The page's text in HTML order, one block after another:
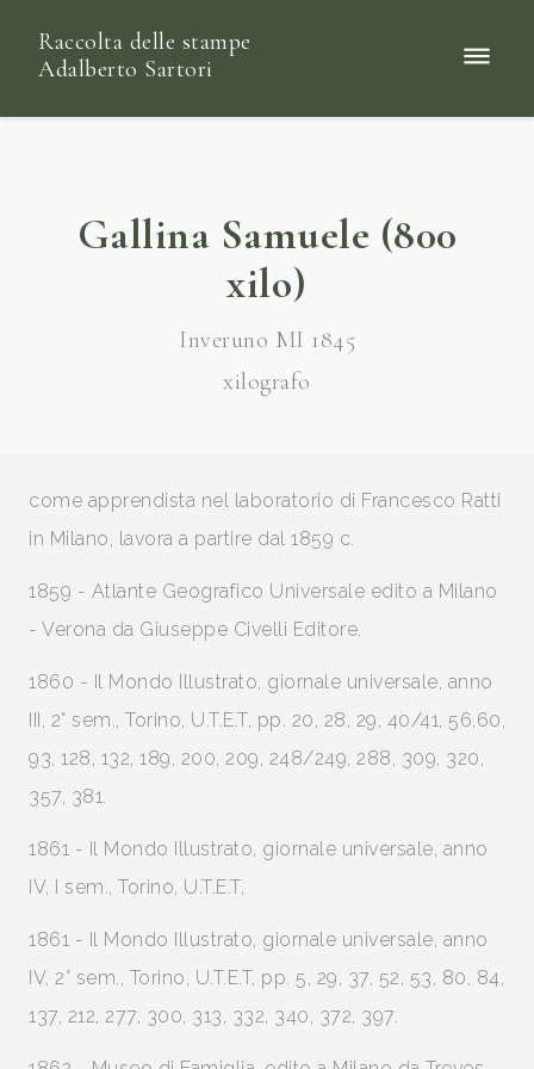
Raccolta delle stampe
Adalberto Sartori
Gallina Samuele (800
xilo)
Inveruno MI 1845
xilografo
come apprendista nel laboratorio di Francesco Ratti
in Milano, lavora a partire dal 1859 c.
1859 - Atlante Geografico Universale edito a Milano
- Verona da Giuseppe Civelli Editore.
1860 - Il Mondo Illustrato, giornale universale, anno
III, 2° sem., Torino, U.T.E.T, pp. 20, 28, 29, 40/41, 56,60,
93, 128, 132, 189, 200, 209, 248/249, 288, 309, 320,
357, 381.
1861 - Il Mondo Illustrato, giornale universale, anno
IV, I sem., Torino, U.T.E.T,
1861 - Il Mondo Illustrato, giornale universale, anno
IV, 2° sem., Torino, U.T.E.T, pp. 5, 29, 37, 52, 53, 80, 84,
137, 212, 277, 300, 313, 332, 340, 372, 397.